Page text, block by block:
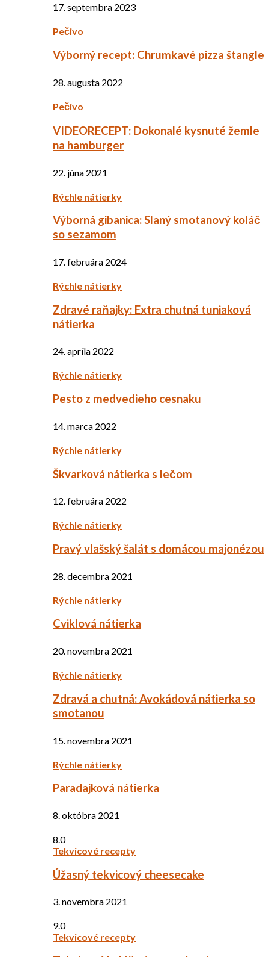
17. septembra 2023
Pečivo
Výborný recept: Chrumkavé pizza štangle
28. augusta 2022
Pečivo
VIDEORECEPT: Dokonalé kysnuté žemle
na hamburger
22. júna 2021
Rýchle nátierky
Výborná gibanica: Slaný smotanový koláč
so sezamom
17. februára 2024
Rýchle nátierky
Zdravé raňajky: Extra chutná tuniaková
nátierka
24. apríla 2022
Rýchle nátierky
Pesto z medvedieho cesnaku
14. marca 2022
Rýchle nátierky
Škvarková nátierka s lečom
12. februára 2022
Rýchle nátierky
Pravý vlašský šalát s domácou majonézou
28. decembra 2021
Rýchle nátierky
Cviklová nátierka
20. novembra 2021
Rýchle nátierky
Zdravá a chutná: Avokádová nátierka so
smotanou
15. novembra 2021
Rýchle nátierky
Paradajková nátierka
8. októbra 2021
8.0
Tekvicové recepty
Úžasný tekvicový cheesecake
3. novembra 2021
9.0
Tekvicové recepty